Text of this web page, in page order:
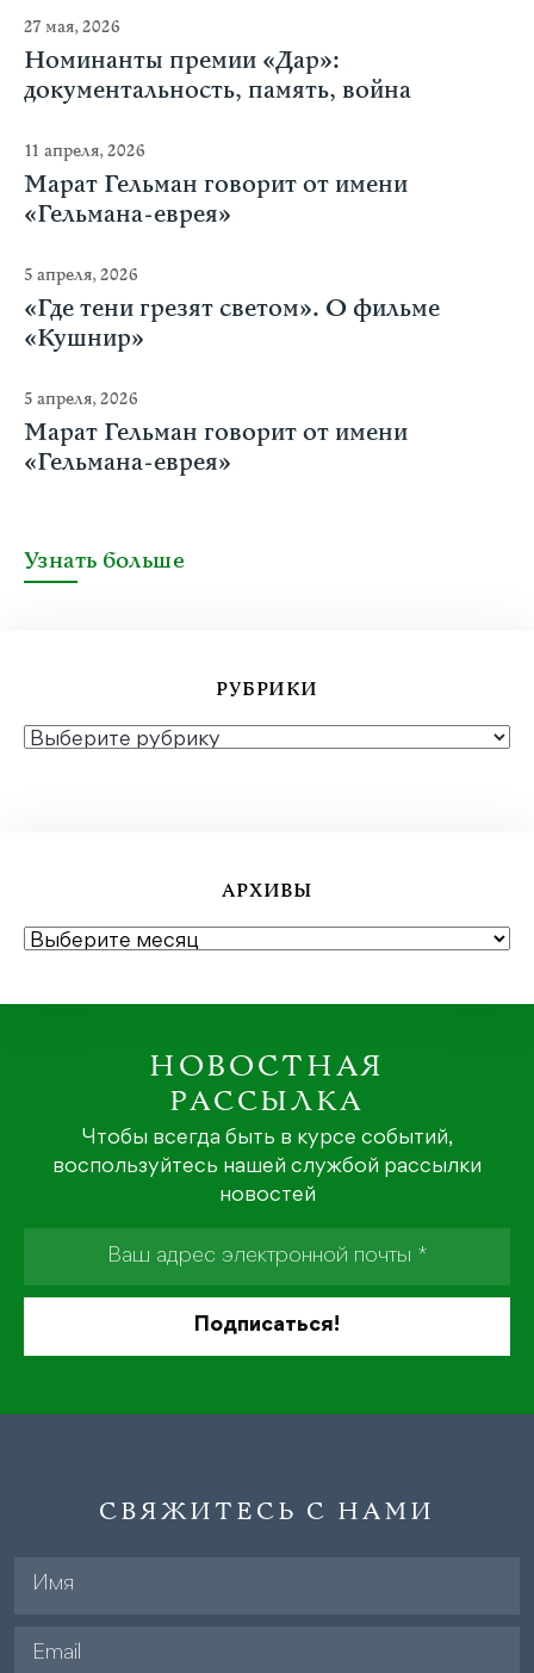
27 мая, 2026
Номинанты премии «Дар»:
документальность, память, война
11 апреля, 2026
Марат Гельман говорит от имени
«Гельмана-еврея»
5 апреля, 2026
«Где тени грезят светом». О фильме
«Кушнир»
5 апреля, 2026
Марат Гельман говорит от имени
«Гельмана-еврея»
Узнать больше
РУБРИКИ
РУБРИКИ
АРХИВЫ
АРХИВЫ
НОВОСТНАЯ
РАССЫЛКА
Чтобы всегда быть в курсе событий,
воспользуйтесь нашей службой рассылки
новостей
СВЯЖИТЕСЬ С НАМИ